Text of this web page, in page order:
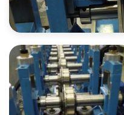
ОТКРЫТЬ ФОТОГАЛЕРЕЮ